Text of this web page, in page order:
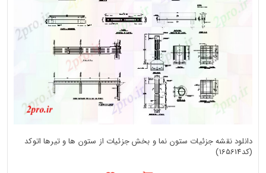
دانلود نقشه جزئیات ستون نما و بخش جزئیات از ستون ها و تیرها اتوکد
(کد165614)